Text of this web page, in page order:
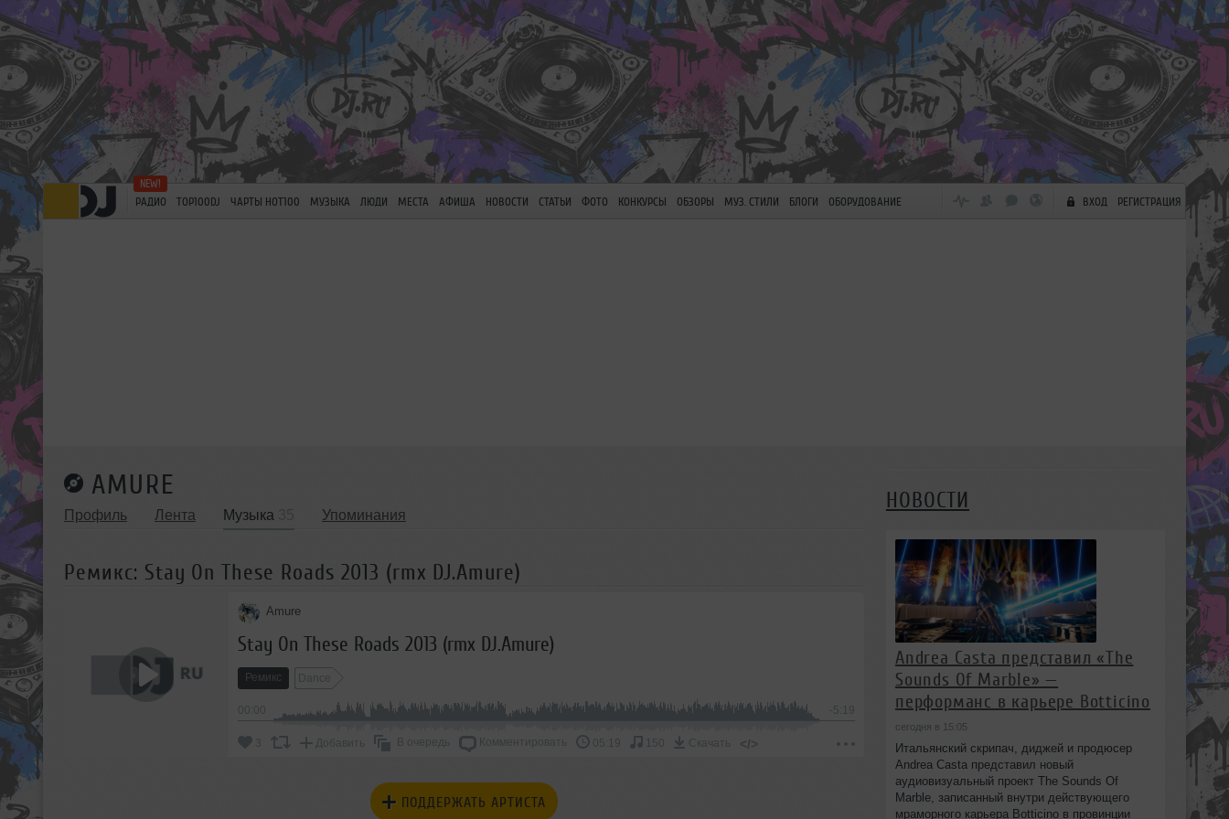
РАДИО TOP100DJ ЧАРТЫ HOT100 МУЗЫКА ЛЮДИ МЕСТА АФИША НОВОСТИ СТАТЬИ ФОТО КОНКУРСЫ ОБЗОРЫ МУЗ. СТИЛИ БЛОГИ ОБОРУДОВАНИЕ ВХОД РЕГИСТРАЦИЯ
AMURE
Профиль Лента Музыка Упоминания
Ремикс: Stay On These Roads 2013 (rmx DJ.Amure)
Amure
Stay On These Roads 2013 (rmx DJ.Amure)
Ремикс Dance
-5:19
3 Добавить В очередь Комментировать 05:19 150 Скачать </>
ПОДДЕРЖАТЬ АРТИСТА
НОВОСТИ
Andrea Casta представил «The
Sounds Of Marble» —
перформанс в карьере Botticino
сегодня в 15:05
Итальянский скрипач, диджей и продюсер
Andrea Casta представил новый
аудиовизуальный проект The Sounds Of
Marble, записанный внутри действующего
мраморного карьера Botticino в провинции